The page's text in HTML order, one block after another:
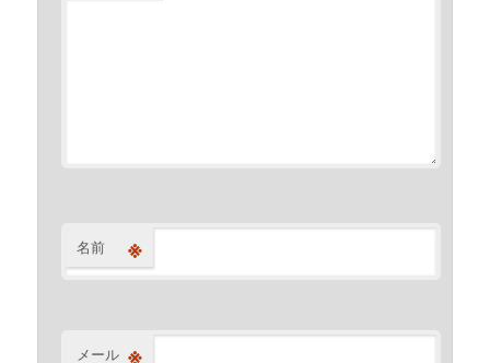
名前 ※
メール ※